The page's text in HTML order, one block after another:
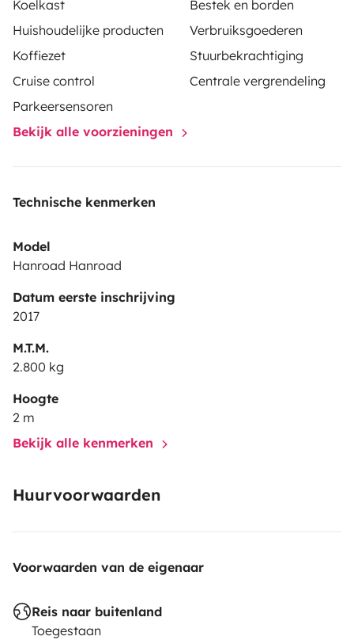
Koelkast
Bestek en borden
Huishoudelijke producten
Verbruiksgoederen
Koffiezet
Stuurbekrachtiging
Cruise control
Centrale vergrendeling
Parkeersensoren
Bekijk alle voorzieningen
Technische kenmerken
Model
Hanroad Hanroad
Datum eerste inschrijving
2017
M.T.M.
2.800 kg
Hoogte
2 m
Bekijk alle kenmerken
Huurvoorwaarden
Voorwaarden van de eigenaar
Reis naar buitenland
Toegestaan